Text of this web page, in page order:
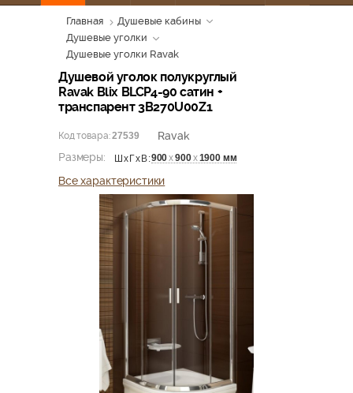
Главная
Душевые кабины
Душевые уголки
Душевые уголки Ravak
Душевой уголок полукруглый
Ravak Blix BLCP4-90 сатин +
транспарент 3B270U00Z1
Код товара: 27539
Ravak
Размеры:
ШхГхВ:900х900х1900 мм
Все характеристики